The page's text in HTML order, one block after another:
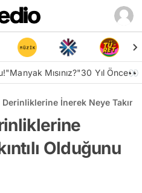
"Manyak Mısınız?"30 Yıl Önce👀
Derinliklerine İnerek Neye
Olduğunu